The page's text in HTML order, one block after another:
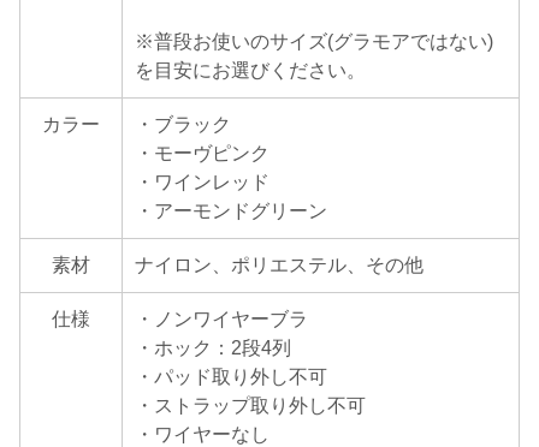
※普段お使いのサイズ(グラモアではない)
を目安にお選びください。
カラー
・ブラック
・モーヴピンク
・ワインレッド
・アーモンドグリーン
素材 ナイロン、ポリエステル、その他
仕様
・ノンワイヤーブラ
・ホック：2段4列
・パッド取り外し不可
・ストラップ取り外し不可
・ワイヤーなし